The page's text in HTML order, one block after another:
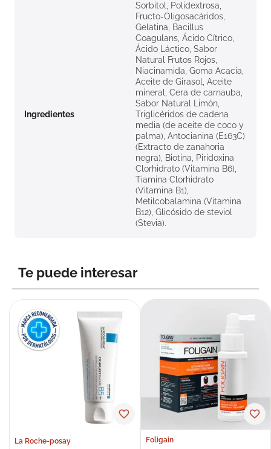
Ingredientes
Sorbitol, Polidextrosa,
Fructo-Oligosacáridos,
Gelatina, Bacillus
Coagulans, Ácido Cítrico,
Ácido Láctico, Sabor
Natural Frutos Rojos,
Niacinamida, Goma Acacia,
Aceite de Girasol, Aceite
mineral, Cera de carnauba,
Sabor Natural Limón,
Triglicéridos de cadena
media (de aceite de coco y
palma), Antocianina (E163C)
(Extracto de zanahoria
negra), Biotina, Piridoxina
Clorhidrato (Vitamina B6),
Tiamina Clorhidrato
(Vitamina B1),
Metilcobalamina (Vitamina
B12), Glicósido de steviol
(Stevia).
Te puede interesar
La Roche-posay Foligain